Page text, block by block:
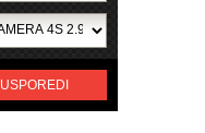
USPOREDI